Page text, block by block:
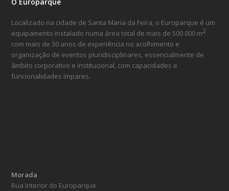
Localizado na cidade de Santa Maria da Feira, o Europarque é um
equipamento instalado numa área total de mais de 500 000 m2
com mais de 30 anos de experiência no acolhimento e
organização de eventos pluridisciplinares, essencialmente de
âmbito corporativo e institucional, com capacidades e
funcionalidades ímpares.
Morada
Rua Interior do Europarque